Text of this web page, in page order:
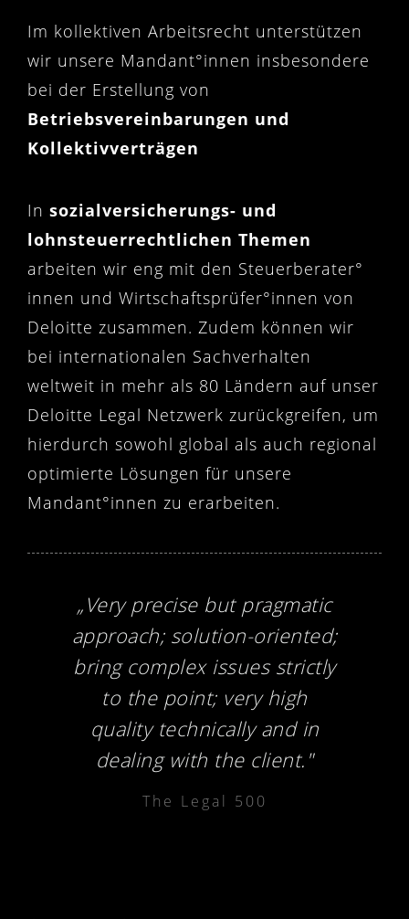
Im kollektiven Arbeitsrecht unterstützen
wir unsere Mandant°innen insbesondere
bei der Erstellung von
Betriebsvereinbarungen und
Kollektivverträgen
In sozialversicherungs- und
lohnsteuerrechtlichen Themen
arbeiten wir eng mit den Steuerberater°
innen und Wirtschaftsprüfer°innen von
Deloitte zusammen. Zudem können wir
bei internationalen Sachverhalten
weltweit in mehr als 80 Ländern auf unser
Deloitte Legal Netzwerk zurückgreifen, um
hierdurch sowohl global als auch regional
optimierte Lösungen für unsere
Mandant°innen zu erarbeiten.
„Very precise but pragmatic
approach; solution-oriented;
bring complex issues strictly
to the point; very high
quality technically and in
dealing with the client."
The Legal 500